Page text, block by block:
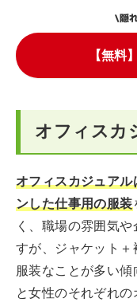
\隠
【無料
オフィスカ
オフィスカジュア
ンした仕事用の服装
く、職場の雰囲気
すが、ジャケット
服装なことが多い
と女性のそれぞれ